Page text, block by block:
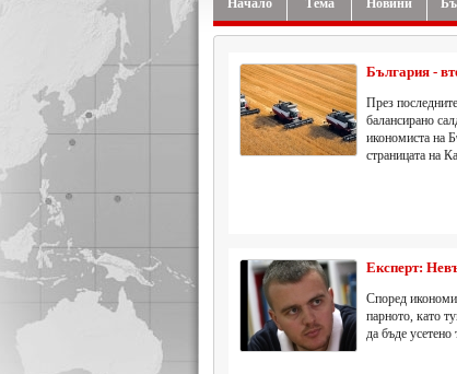
Начало Тема Новини
България -
През
балансирано
икономиста на
страницата на
Експерт:
Според
парното, като
да бъде